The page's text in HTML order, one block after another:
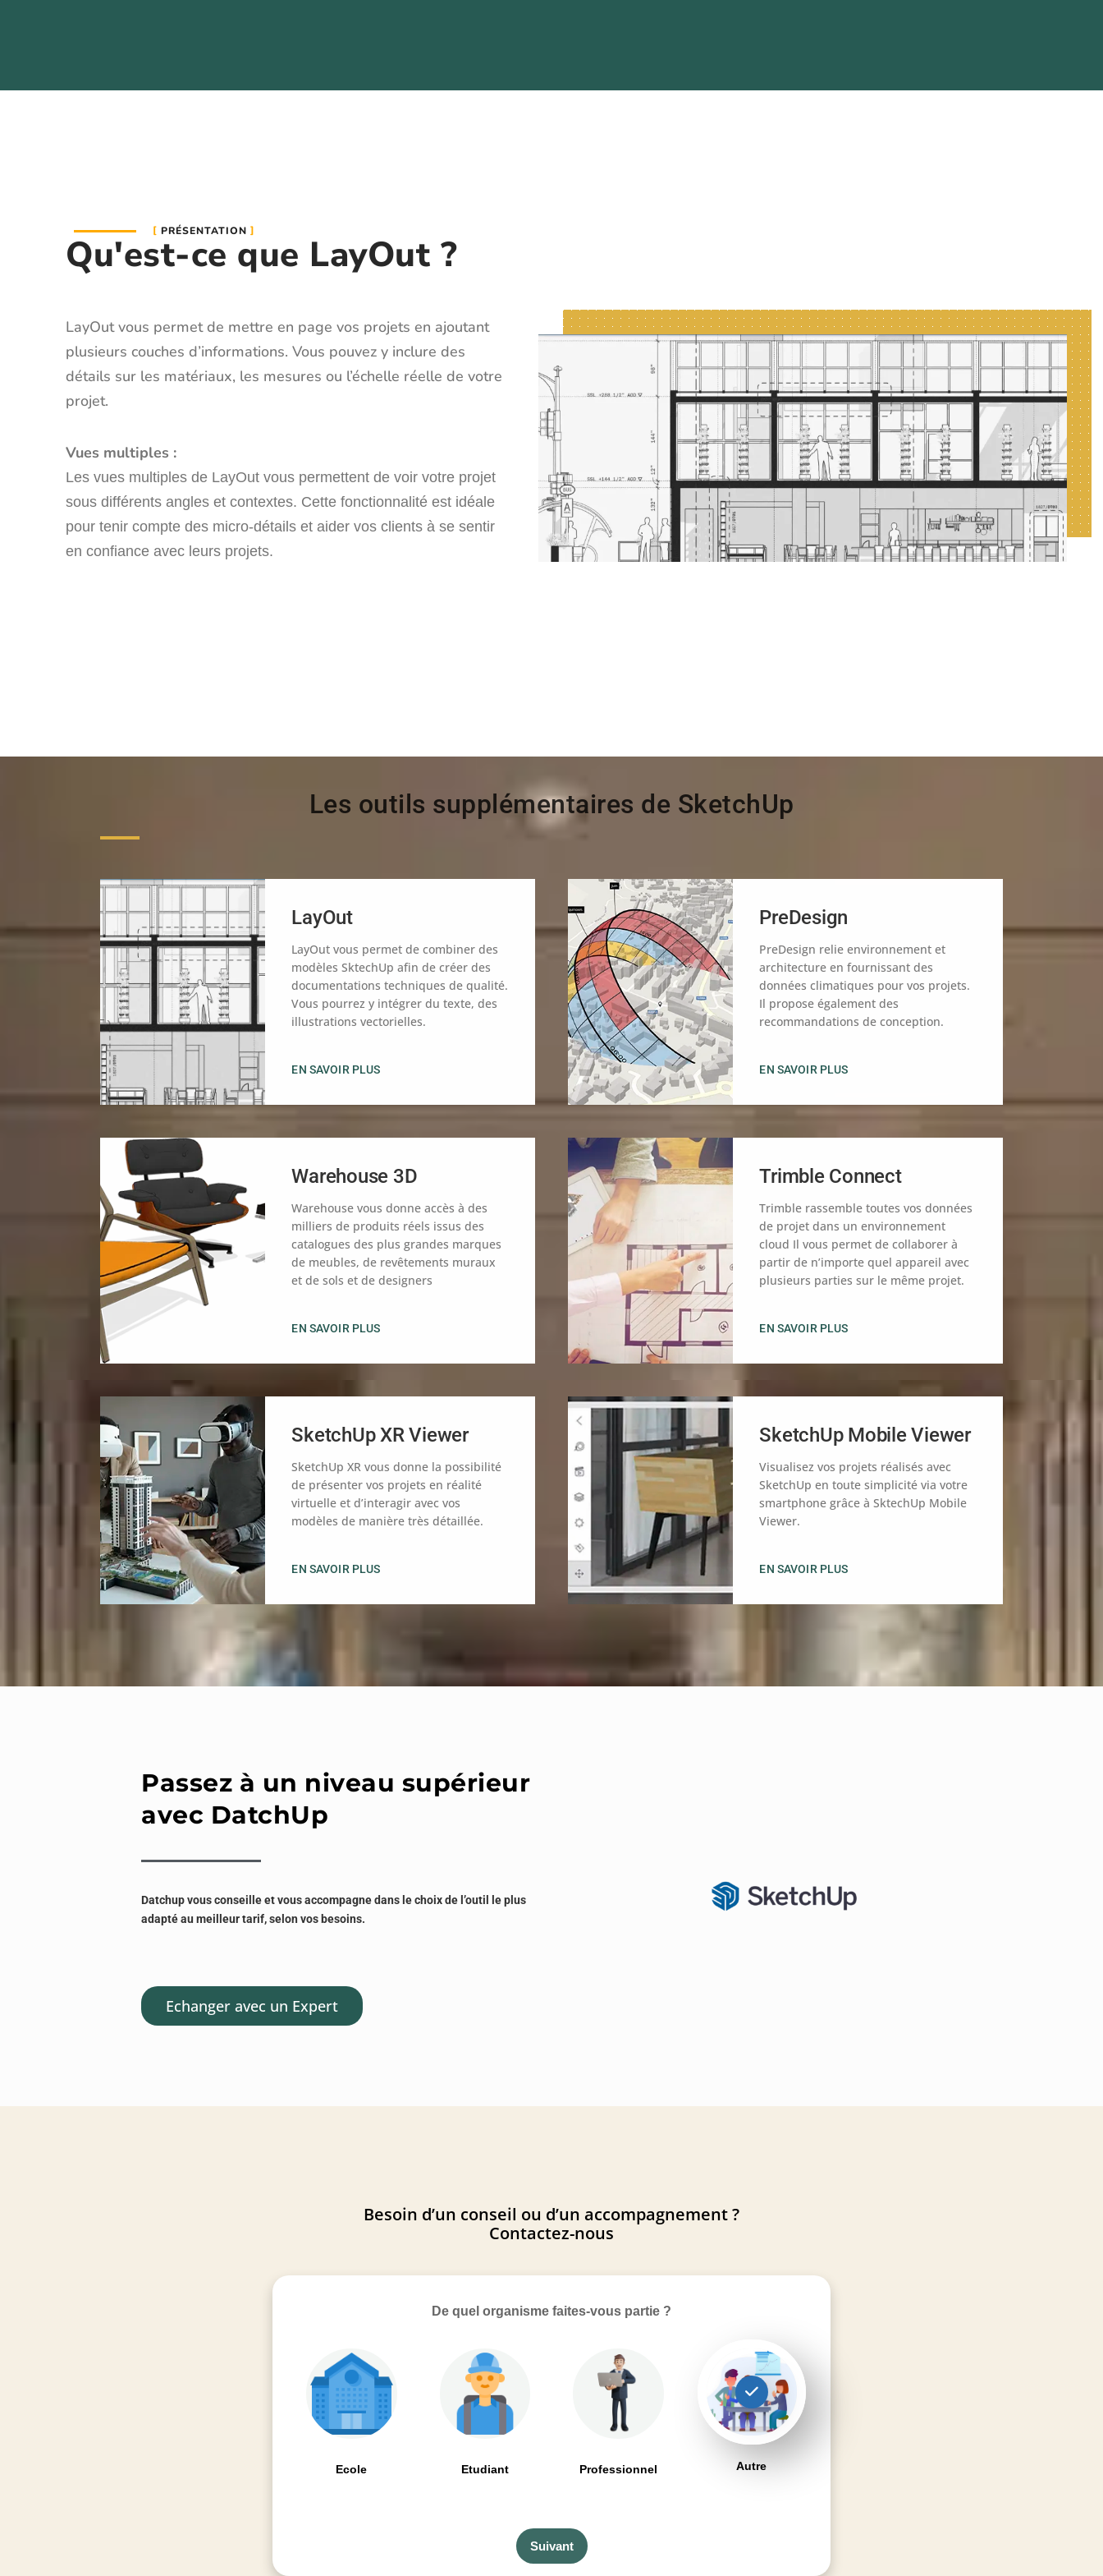
PRÉSENTATION
Qu'est-ce que LayOut ?
LayOut vous permet de mettre en page vos projets en ajoutant
plusieurs couches d’informations. Vous pouvez y inclure des
détails sur les matériaux, les mesures ou l’échelle réelle de votre
projet.
Vues multiples :
Les vues multiples de LayOut vous permettent de voir votre projet
sous différents angles et contextes. Cette fonctionnalité est idéale
pour tenir compte des micro-détails et aider vos clients à se sentir
en confiance avec leurs projets.
Les outils supplémentaires de SketchUp
LayOut
LayOut vous permet de combiner des
modèles SktechUp afin de créer des
documentations techniques de qualité.
Vous pourrez y intégrer du texte, des
illustrations vectorielles.
EN SAVOIR PLUS
PreDesign
PreDesign relie environnement et
architecture en fournissant des
données climatiques pour vos projets.
Il propose également des
recommandations de conception.
EN SAVOIR PLUS
Warehouse 3D
Warehouse vous donne accès à des
milliers de produits réels issus des
catalogues des plus grandes marques
de meubles, de revêtements muraux
et de sols et de designers
EN SAVOIR PLUS
Trimble Connect
Trimble rassemble toutes vos données
de projet dans un environnement
cloud Il vous permet de collaborer à
partir de n’importe quel appareil avec
plusieurs parties sur le même projet.
EN SAVOIR PLUS
SketchUp XR Viewer
SketchUp XR vous donne la possibilité
de présenter vos projets en réalité
virtuelle et d’interagir avec vos
modèles de manière très détaillée.
EN SAVOIR PLUS
SketchUp Mobile Viewer
Visualisez vos projets réalisés avec
SketchUp en toute simplicité via votre
smartphone grâce à SktechUp Mobile
Viewer.
EN SAVOIR PLUS
Passez à un niveau supérieur
avec DatchUp
Datchup vous conseille et vous accompagne dans le choix de l’outil le plus
adapté au meilleur tarif, selon vos besoins.
Echanger avec un Expert
Besoin d’un conseil ou d’un accompagnement ?
Contactez-nous
De quel organisme faites-vous partie ?
Ecole Etudiant Professionnel Autre
Suivant